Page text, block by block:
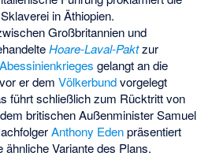
in Äthiopien.
Großbritannien und
Hoare-Laval-Paktzur
Abessinienkrieges gelangt an die
er dem Völkerbundvorgelegt
führt schließlich zum Rücktritt von
britischen AußenministerSamuel
Anthony Edenpräsentiert
ähnliche Variante des Plans.